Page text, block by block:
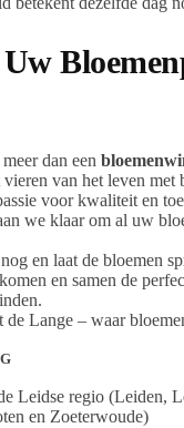
dan een
van het leven met
voor kwaliteit en
we klaar om al uw
en laat de bloemen
en samen de
Lange – waar
Leidse regio (Leiden,
en Zoeterwoude)